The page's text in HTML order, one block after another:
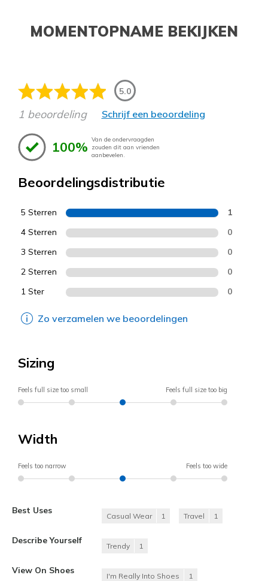
MOMENTOPNAME BEKIJKEN
5.0
1 beoordeling Schrijf een beoordeling
100% Van de ondervraagden
zouden dit aan vrienden
aanbevelen.
Beoordelingsdistributie
5 Sterren 1
4 Sterren 0
3 Sterren 0
2 Sterren 0
1 Ster 0
Zo verzamelen we beoordelingen
Sizing
Feels full size too small Feels full size too big
Width
Feels too narrow Feels too wide
Best Uses
Casual Wear 1 Travel 1
Describe Yourself
Trendy 1
View On Shoes
I'm Really Into Shoes 1